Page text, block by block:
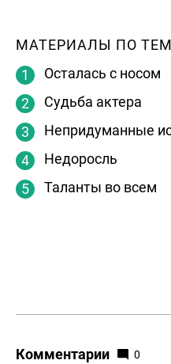
МАТЕРИАЛЫ ПО
Осталась с носом
Судьба актера
Непридуманные
Недоросль
Таланты во всем
Комментарии 0